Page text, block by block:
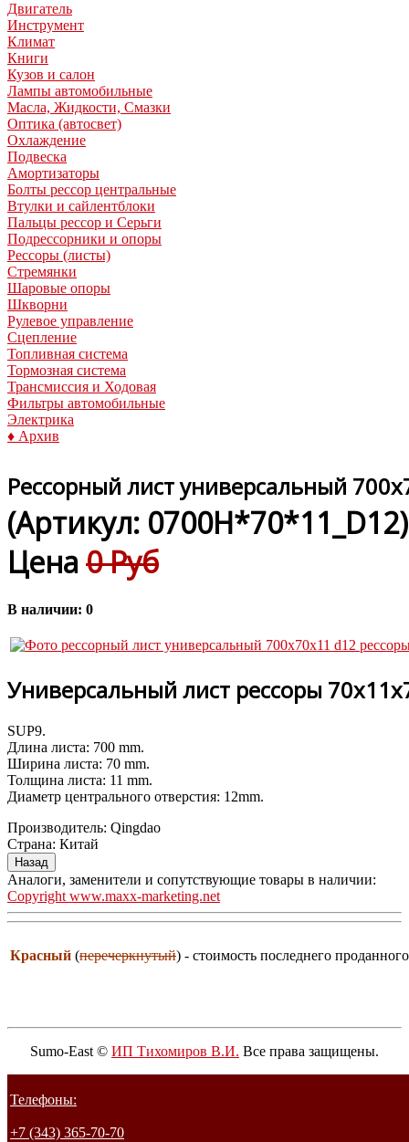
Двигатель
Инструмент
Климат
Книги
Кузов и салон
Лампы автомобильные
Масла, Жидкости, Смазки
Оптика (автосвет)
Охлаждение
Подвеска
Амортизаторы
Болты рессор центральные
Втулки и сайлентблоки
Пальцы рессор и Серьги
Подрессорники и опоры
Рессоры (листы)
Стремянки
Шаровые опоры
Шкворни
Рулевое управление
Сцепление
Топливная система
Тормозная система
Трансмиссия и Ходовая
Фильтры автомобильные
Электрика
♦ Архив
Рессорный лист универсальный
(Артикул: 0700H*70*11_D12)
Цена 0 Руб
В наличии: 0
Универсальный лист рессоры
SUP9.
Длина листа: 700 mm.
Ширина листа: 70 mm.
Толщина листа: 11 mm.
Диаметр центрального отверстия: 12mm.
Производитель: Qingdao
Страна: Китай
Аналоги, заменители и сопутствующие товары в наличии:
Copyright www.maxx-marketing.net
Красный (перечеркнутый) - стоимость последнего
Sumo-East © ИП Тихомиров В.И. Все права защищены.
Телефоны:
+7 (343) 365-70-70